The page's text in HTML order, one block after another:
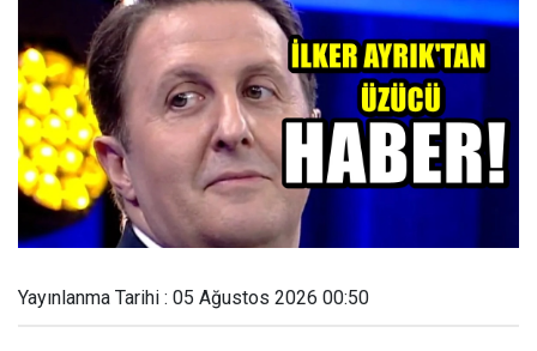
Yayınlanma Tarihi : 05 Ağustos 2026 00:50